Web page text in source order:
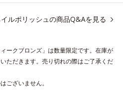
マンダリンオレンジ果皮エキス、
セイヨウミザクラ果実エキス、ブ
ス（すべて保湿成分）
ルポリッシュの商品Q&Aを見る
ークブロンズ」は数量限定です。在庫が
ただきます。売り切れの際はご了承くだ
ございません。